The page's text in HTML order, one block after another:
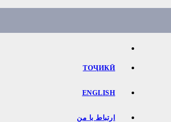
Skip
ТОҶИКӢ
ENGLISH
ارتباط با من